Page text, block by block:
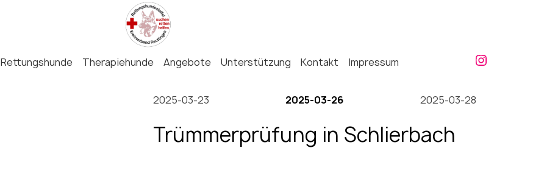
Rettungshunde Therapiehunde Angebote Unterstützung Kontakt Impressum
2025-03-23 2025-03-26 2025-03-28
Trümmerprüfung in Schlierbach